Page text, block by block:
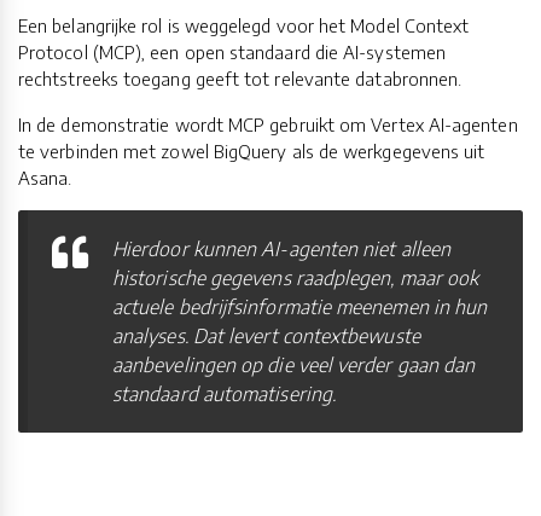
Een belangrijke rol is weggelegd voor het Model Context
Protocol (MCP), een open standaard die AI-systemen
rechtstreeks toegang geeft tot relevante databronnen.
In de demonstratie wordt MCP gebruikt om Vertex AI-agenten
te verbinden met zowel BigQuery als de werkgegevens uit
Asana.
Hierdoor kunnen AI-agenten niet alleen
historische gegevens raadplegen, maar ook
actuele bedrijfsinformatie meenemen in hun
analyses. Dat levert contextbewuste
aanbevelingen op die veel verder gaan dan
standaard automatisering.